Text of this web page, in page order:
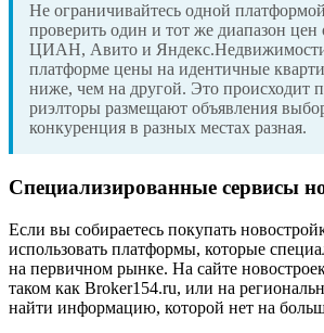
Не ограничивайтесь одной
проверить один и тот же диапазон
ЦИАН, Авито и
платформе цены на идентичные
ниже, чем на другой. Это происходит
риэлторы размещают объявления
конкуренция в разных местах разная.
Специализированные сервисы
Если вы собираетесь покупать
использовать платформы, которые
на первичном рынке. На сайте
таком как Broker154.ru, или на
найти информацию, которой нет на